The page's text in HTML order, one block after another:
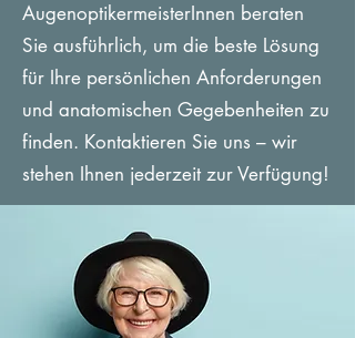
AugenoptikermeisterInnen beraten
Sie ausführlich, um die beste Lösung
für Ihre persönlichen Anforderungen
und anatomischen Gegebenheiten zu
finden. Kontaktieren Sie uns – wir
stehen Ihnen jederzeit zur Verfügung!